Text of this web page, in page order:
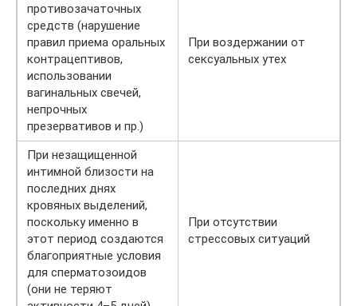
противозачаточных
средств (нарушение
правил приема оральных
контрацептивов,
использовании
вагинальных свечей,
непрочных
презервативов и пр.)
При воздержании от
сексуальных утех
При незащищенной
интимной близости на
последних днях
кровяных выделений,
поскольку именно в
этот период создаются
благоприятные условия
для сперматозоидов
(они не теряют
При отсутствии
стрессовых ситуаций